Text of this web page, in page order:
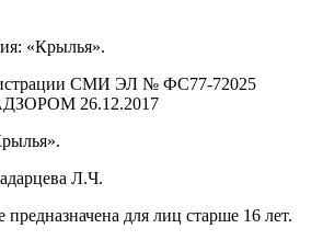
«Крылья».
СМИ ЭЛ № ФС77-72025
26.12.2017
Л.Ч.
для лиц старше 16 лет.